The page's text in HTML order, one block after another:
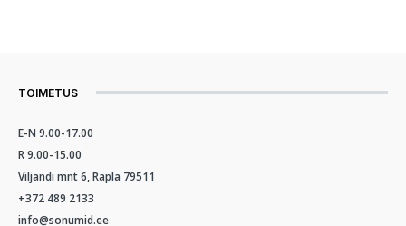
TOIMETUS
E-N 9.00-17.00
R 9.00-15.00
Viljandi mnt 6, Rapla 79511
+372 489 2133
info@sonumid.ee